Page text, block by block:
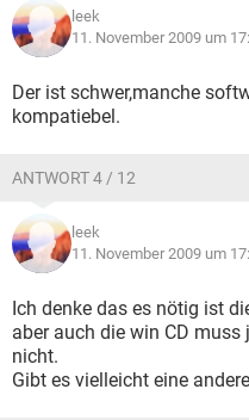
leek
11. November 2009 um
Der ist schwer,manche
kompatiebel.
ANTWORT 4 / 12
leek
11. November 2009 um
Ich denke das es nötig ist
aber auch die win CD
nicht.
Gibt es vielleicht eine